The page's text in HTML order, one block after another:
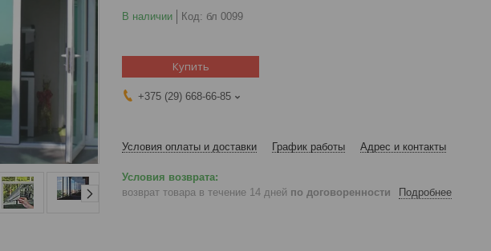
В наличии Код: бл 0099
Купить
+375 (29) 668-66-85
Условия оплаты и доставки График работы Адрес и контакты
возврат товара в течение 14 дней по договоренности Подробнее